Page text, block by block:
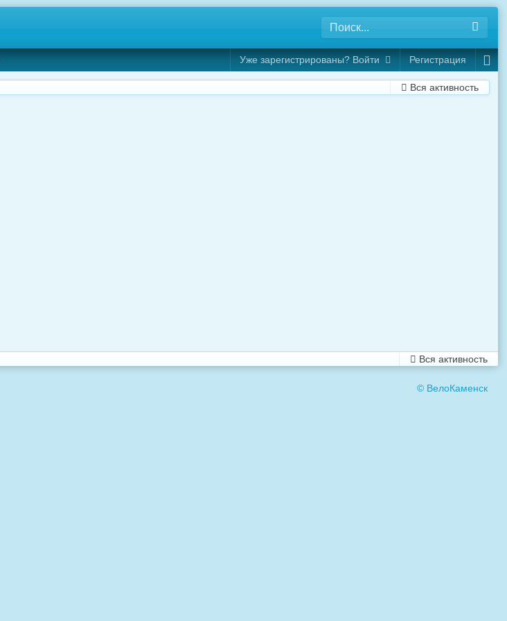
Уже зарегистрированы? Войти Регистрация
Вся активность
Вся активность
© ВелоКаменск